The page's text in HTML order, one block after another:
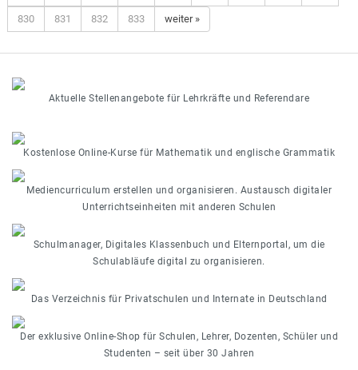
830 831 832 833 weiter »
Aktuelle Stellenangebote für Lehrkräfte und Referendare
Kostenlose Online-Kurse für Mathematik und englische Grammatik
Mediencurriculum erstellen und organisieren. Austausch digitaler
Unterrichtseinheiten mit anderen Schulen
Schulmanager, Digitales Klassenbuch und Elternportal, um die
Schulabläufe digital zu organisieren.
Das Verzeichnis für Privatschulen und Internate in Deutschland
Der exklusive Online-Shop für Schulen, Lehrer, Dozenten, Schüler und
Studenten – seit über 30 Jahren